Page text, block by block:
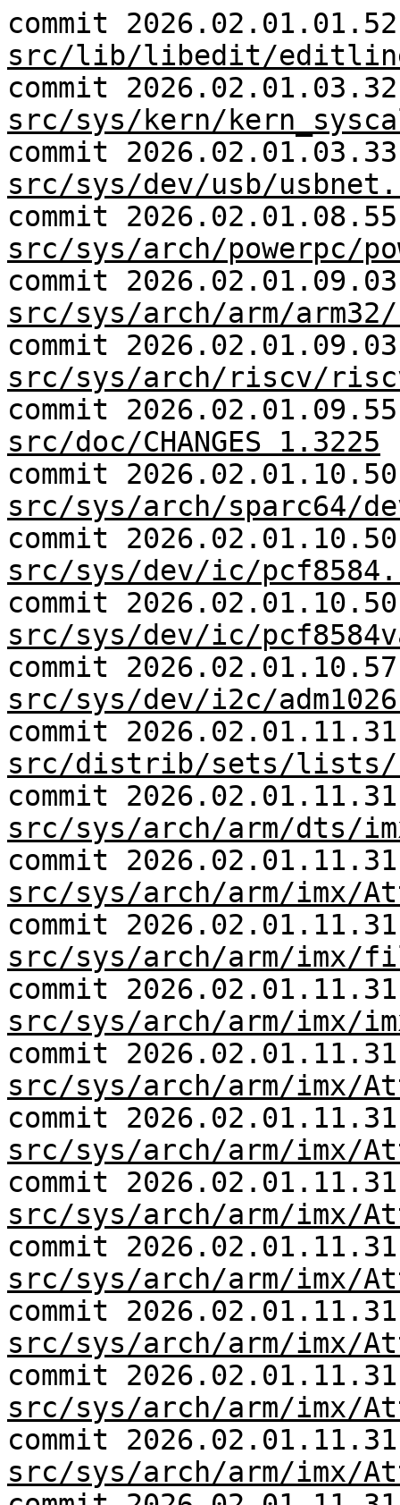
commit
src/lib/libedit/
commit
src/sys/kern/
commit
src/sys/dev/usb/
commit
src/sys/arch/powerpc/
commit
src/sys/arch/arm/arm32/
commit
src/sys/arch/riscv/
commit
src/doc/CHANGES 1.3225
commit
src/sys/arch/sparc64/
commit
src/sys/dev/ic/
commit
src/sys/dev/ic/
commit
src/sys/dev/i2c/
commit
src/distrib/sets/lists/
commit
src/sys/arch/arm/dts/
commit
src/sys/arch/arm/imx/
commit
src/sys/arch/arm/imx/
commit
src/sys/arch/arm/imx/
commit
src/sys/arch/arm/imx/
commit
src/sys/arch/arm/imx/
commit
src/sys/arch/arm/imx/
commit
src/sys/arch/arm/imx/
commit
src/sys/arch/arm/imx/
commit
src/sys/arch/arm/imx/
commit
src/sys/arch/arm/imx/